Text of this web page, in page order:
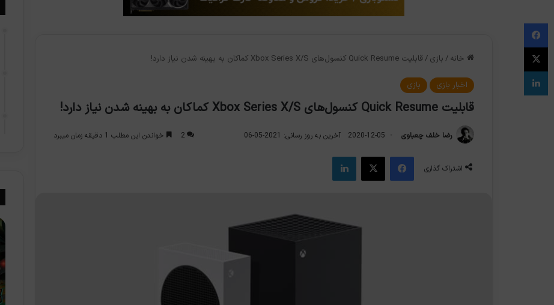
خانه / بازی / قابلیت Quick Resume کنسول‌های Xbox Series X/S کماکان به بهینه شدن نیاز دارد!
اخبار بازی بازی
قابلیت Quick Resume کنسول‌های Xbox Series X/S کماکان به بهینه شدن نیاز دارد!
رضا خلف چعباوی 2020-12-05 آخرین به روز رسانی: 2021-05-06 2 خواندن این مطلب 1 دقیقه زمان میبرد
اشتراک گذاری
فیس بوک X لینکدین
فیس بوک
X
لینکدین